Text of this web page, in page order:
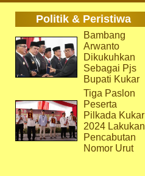
Politik & Peristiwa
Bambang
Arwanto
Dikukuhkan
Sebagai Pjs
Bupati Kukar
Tiga Paslon
Peserta
Pilkada Kukar
2024 Lakukan
Pencabutan
Nomor Urut